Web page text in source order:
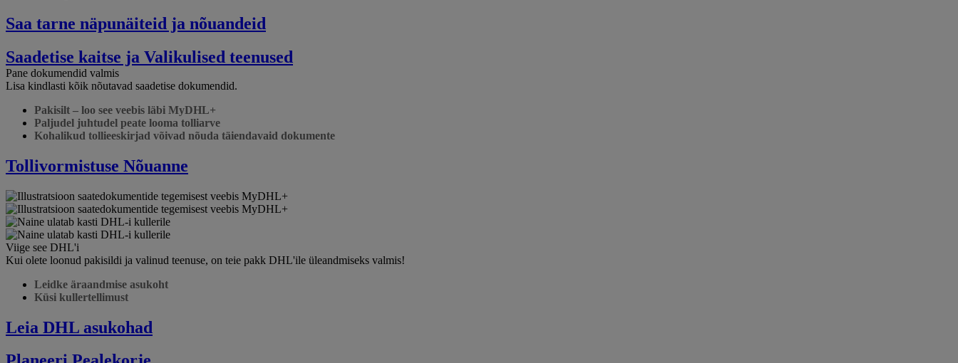
Saa tarne näpunäiteid ja nõuandeid
Saadetise kaitse ja Valikulised teenused
Pane dokumendid valmis
Lisa kindlasti kõik nõutavad saadetise dokumendid.
Pakisilt – loo see veebis läbi MyDHL+
Paljudel juhtudel peate looma tolliarve
Kohalikud tollieeskirjad võivad nõuda täiendavaid dokumente
Tollivormistuse Nõuanne
Viige see DHL'i
Kui olete loonud pakisildi ja valinud teenuse, on teie pakk DHL'ile üleandmiseks valmis!
Leidke äraandmise asukoht
Küsi kullertellimust
Leia DHL asukohad